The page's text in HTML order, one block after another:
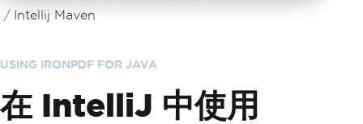
Intellij Maven
USING IRONPDF FOR JAVA
在 IntelliJ 中使用